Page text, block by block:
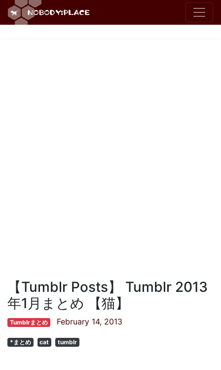
【Tumblr Posts】 Tumblr 2013
年1月まとめ 【猫】
Tumblrまとめ February 14, 2013
*まとめ cat tumblr